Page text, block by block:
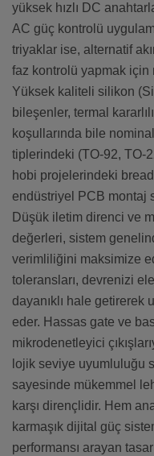
yüksek hızlı DC
AC güç kontrolü
triyaklar ise, alternatif
faz kontrolü yapmak için
Yüksek kaliteli silikon
bileşenler, termal
koşullarında bile
tiplerindeki (TO-92, TO-
hobi projelerindeki
endüstriyel PCB montaj
Düşük iletim direnci ve
değerleri, sistem
verimliliğini maksimize
toleransları, devrenizi
dayanıklı hale getirerek
eder. Hassas gate ve
mikrodenetleyici
lojik seviye uyumluluğu
sayesinde mükemmel
karşı dirençlidir. Hem
karmaşık dijital güç
performansı arayan